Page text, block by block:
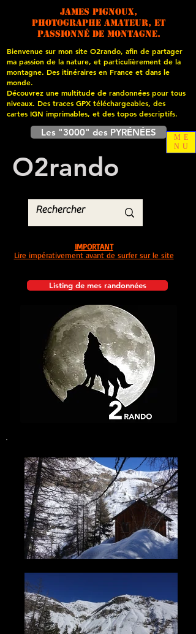
James PIGNOUX,
photographe amateur, et
passionné de montagne.
Bienvenue sur mon site O2rando, afin de partager
ma passion de la nature, et particulièrement de la
montagne. Des itinéraires en France et dans le
monde.
Découvrez une multitude de randonnées pour tous
niveaux. Des traces GPX téléchargeables, des
cartes IGN imprimables, et des topos descriptifs.
Les "3000" des PYRÉNÉES
O2rando
Listing de mes randonnées
IMPORTANT
Lire impérativement avant de surfer sur le site
ME
NU